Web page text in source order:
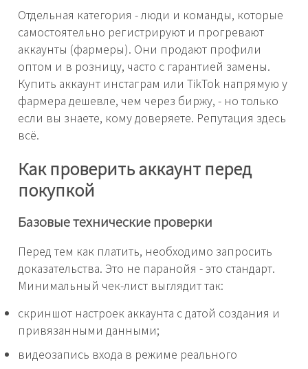
Отдельная категория - люди и команды, которые
самостоятельно регистрируют и прогревают
аккаунты (фармеры). Они продают профили
оптом и в розницу, часто с гарантией замены.
Купить аккаунт инстаграм или TikTok напрямую у
фармера дешевле, чем через биржу, - но только
если вы знаете, кому доверяете. Репутация здесь
всё.
Как проверить аккаунт перед
покупкой
Базовые технические проверки
Перед тем как платить, необходимо запросить
доказательства. Это не паранойя - это стандарт.
Минимальный чек-лист выглядит так:
скриншот настроек аккаунта с датой создания и
привязанными данными;
видеозапись входа в режиме реального